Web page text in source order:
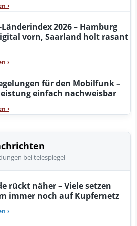
›
2026 – Hamburg
vorn, Saarland holt rasant
›
für den Mobilfunk –
einfach nachweisbar
›
bei telespiegel
rückt näher – Viele setzen
immer noch auf Kupfernetz
›